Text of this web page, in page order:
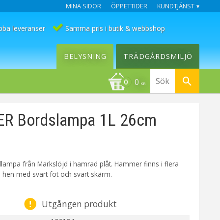
MINA SIDOR ÖPPETTIDER KUNDTJÄNST
leveranser Samma pris i butik & webbshop
0 KR
BELYSNING TRÄDGÅRDSMILJÖ
Bordslampa 1L 26cm
från Markslöjd i hamrad plåt. Hammer finns i flera
med svart fot och svart skärm.
Utgången produkt